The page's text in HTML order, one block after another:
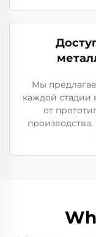
Мы
каждой стадии
от